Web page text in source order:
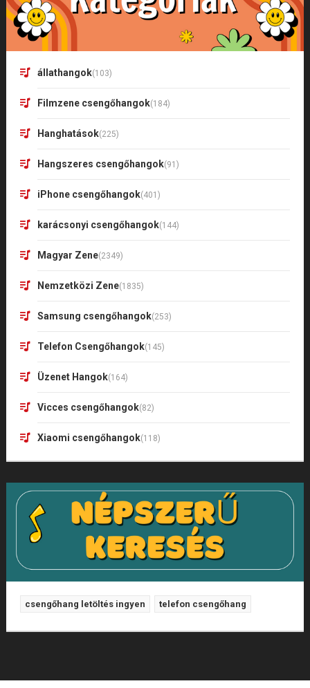
állathangok(103)
Filmzene csengőhangok(184)
Hanghatások(225)
Hangszeres csengőhangok(91)
iPhone csengőhangok(401)
karácsonyi csengőhangok(144)
Magyar Zene(2349)
Nemzetközi Zene(1835)
Samsung csengőhangok(253)
Telefon Csengőhangok(145)
Üzenet Hangok(164)
Vicces csengőhangok(82)
Xiaomi csengőhangok(118)
csengőhang letöltés ingyen telefon csengőhang